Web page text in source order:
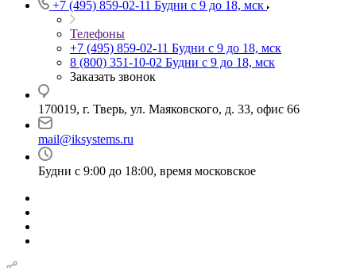
+7 (495) 859-02-11 Будни с 9 до 18, мск
Телефоны
+7 (495) 859-02-11 Будни с 9 до 18, мск
8 (800) 351-10-02 Будни с 9 до 18, мск
Заказать звонок
170019, г. Тверь, ул. Маяковского, д. 33, офис 66
mail@iksystems.ru
Будни с 9:00 до 18:00, время московское